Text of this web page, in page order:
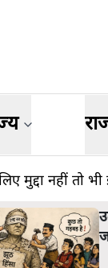
मुद्दा नहीं तो